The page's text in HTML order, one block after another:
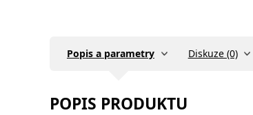
Popis a parametry Diskuze (0)
POPIS PRODUKTU